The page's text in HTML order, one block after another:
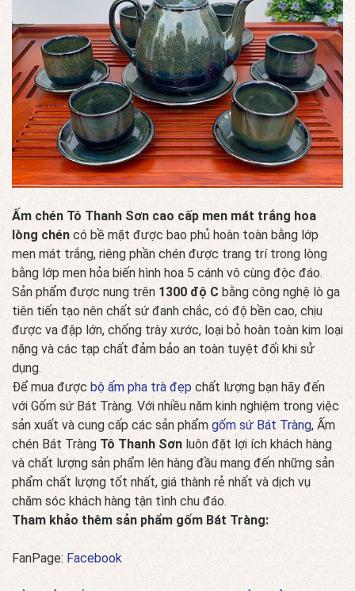
Ấm chén Tô Thanh Sơn cao cấp men mát trắng hoa
lòng chén có bề mặt được bao phủ hoàn toàn bằng lớp
men mát trắng, riêng phần chén được trang trí trong lòng
bằng lớp men hỏa biến hình hoa 5 cánh vô cùng độc đáo.
Sản phẩm được nung trên 1300 độ C bằng công nghệ lò ga
tiên tiến tạo nên chất sứ đanh chắc, có độ bền cao, chịu
được va đập lớn, chống trày xước, loại bỏ hoàn toàn kim loại
nặng và các tạp chất đảm bảo an toàn tuyệt đối khi sử
dụng.
Để mua được bộ ấm pha trà đẹp chất lượng bạn hãy đến
với Gốm sứ Bát Tràng. Với nhiều năm kinh nghiệm trong việc
sản xuất và cung cấp các sản phẩm gốm sứ Bát Tràng, Ấm
chén Bát Tràng Tô Thanh Sơn luôn đặt lợi ích khách hàng
và chất lượng sản phẩm lên hàng đầu mang đến những sản
phẩm chất lượng tốt nhất, giá thành rẻ nhất và dịch vụ
chăm sóc khách hàng tận tình chu đáo.
Tham khảo thêm sản phẩm gốm Bát Tràng:
FanPage: Facebook